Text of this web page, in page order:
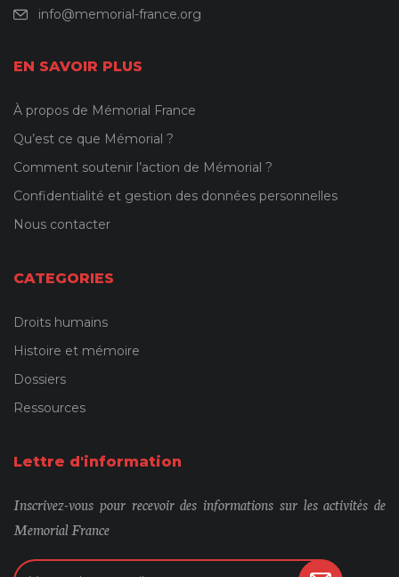
info@memorial-france.org
EN SAVOIR PLUS
À propos de Mémorial France
Qu’est ce que Mémorial ?
Comment soutenir l’action de Mémorial ?
Confidentialité et gestion des données personnelles
Nous contacter
CATEGORIES
Droits humains
Histoire et mémoire
Dossiers
Ressources
Lettre d'information
Inscrivez-vous pour recevoir des informations sur les activités de
Memorial France